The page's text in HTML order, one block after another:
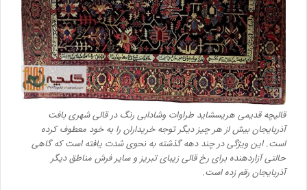
قالیچه قدیمی هریسشاید طراوات و‌شادابی رنگ در قالی شهری‌ بافت
آذربایجان بیش از هر چیز دیگر توجه خریداران را به خود معطوف کرده
است. این ویژگی در چند دهه گذشته به نحوی شدت یافته است که گاهی
حالتی آزاردهنده برای رخ قالی زیبای تبریز و سایر فرش مناطق دیگر
آذربایجان رقم زده است.